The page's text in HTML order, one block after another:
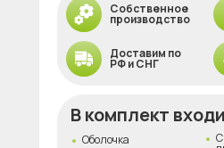
В комплект
Собственное
производство
Доставим по
РФ и СНГ
Оболочка